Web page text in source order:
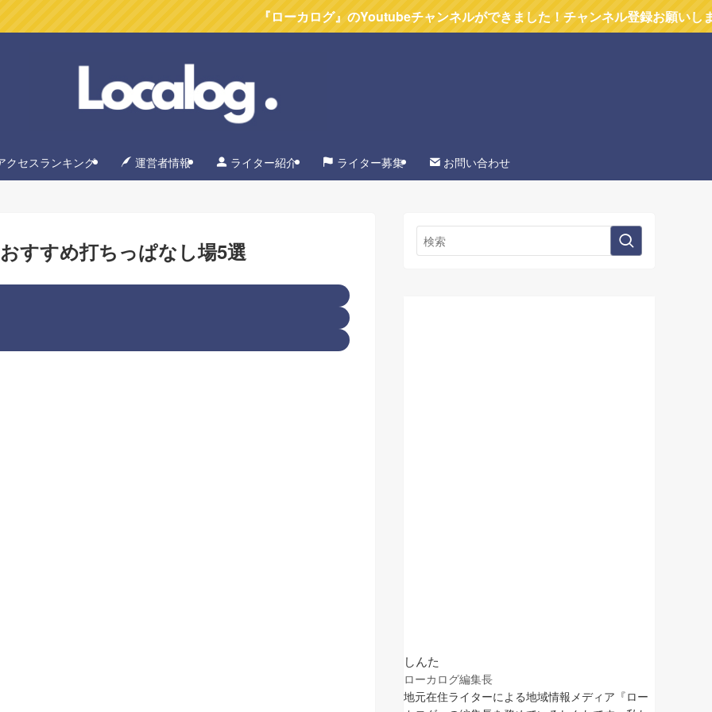
『ローカログ』のYoutubeチャンネルができました！チャンネル登録お願いします
クセスランキング 運営者情報 ライター紹介 ライター募集 お問い合わせ
すすめ打ちっぱなし場5選
しんた
ローカログ編集長
地元在住ライターによる地域情報メディア『ロー